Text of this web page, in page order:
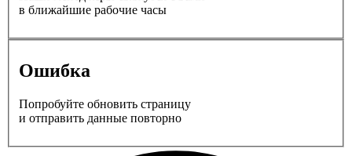
в ближайшие рабочие часы
Ошибка
Попробуйте обновить страницу
и отправить данные повторно